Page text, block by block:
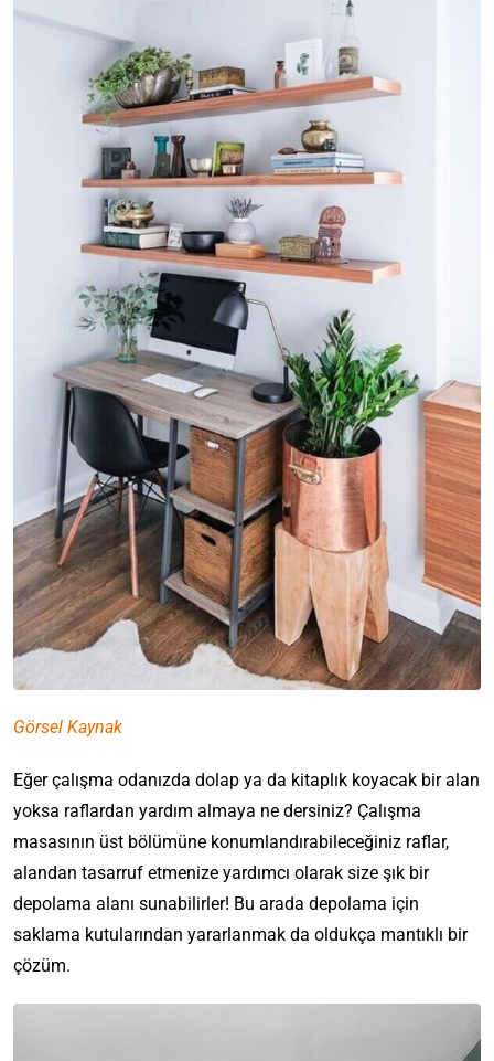
Görsel Kaynak
Eğer çalışma odanızda dolap ya da kitaplık koyacak bir alan
yoksa raflardan yardım almaya ne dersiniz? Çalışma
masasının üst bölümüne konumlandırabileceğiniz raflar,
alandan tasarruf etmenize yardımcı olarak size şık bir
depolama alanı sunabilirler! Bu arada depolama için
saklama kutularından yararlanmak da oldukça mantıklı bir
çözüm.